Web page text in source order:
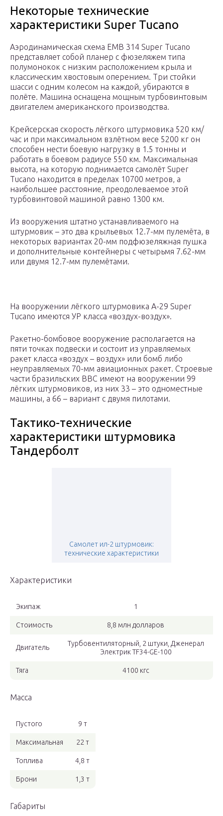
Некоторые технические
характеристики Super Tucano
Аэродинамическая схема EMB 314 Super Tucano
представляет собой планер с фюзеляжем типа
полумонокок с низким расположением крыла и
классическим хвостовым оперением. Три стойки
шасси с одним колесом на каждой, убираются в
полёте. Машина оснащена мощным турбовинтовым
двигателем американского производства.
Крейсерская скорость лёгкого штурмовика 520 км/
час и при максимальном взлётном весе 5200 кг он
способен нести боевую нагрузку в 1.5 тонны и
работать в боевом радиусе 550 км. Максимальная
высота, на которую поднимается самолёт Super
Tucano находится в пределах 10700 метров, а
наибольшее расстояние, преодолеваемое этой
турбовинтовой машиной равно 1300 км.
Из вооружения штатно устанавливаемого на
штурмовик – это два крыльевых 12.7-мм пулемёта, в
некоторых вариантах 20-мм подфюзеляжная пушка
и дополнительные контейнеры с четырьмя 7.62-мм
или двумя 12.7-мм пулемётами.
На вооружении лёгкого штурмовика A-29 Super
Tucano имеются УР класса «воздух-воздух».
Ракетно-бомбовое вооружение располагается на
пяти точках подвески и состоит из управляемых
ракет класса «воздух – воздух» или бомб либо
неуправляемых 70-мм авиационных ракет. Строевые
части бразильских ВВС имеют на вооружении 99
лёгких штурмовиков, из них 33 – это одноместные
машины, а 66 – вариант с двумя пилотами.
Тактико-технические
характеристики штурмовика
Тандерболт
Самолет ил-2 штурмовик:
технические характеристики
Характеристики
Экипаж 1
Стоимость 8,8 млн долларов
Двигатель
Турбовентиляторный, 2 штуки, Дженерал
Электрик TF34-GE-100
Тяга 4100 кгс
Масса
Пустого 9 т
Максимальная 22 т
Топлива 4,8 т
Брони 1,3 т
Габариты